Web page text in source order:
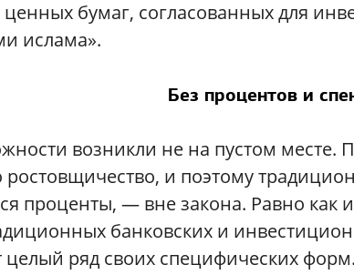
бумаг, согласованных для
ислама».
Без процентов и
возникли не на пустом
и поэтому
проценты, — вне закона. Равно
банковских и
целый ряд своих специфических